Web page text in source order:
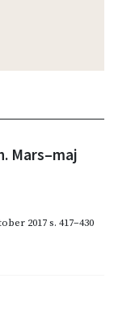
Mars–maj
2017s. 417–430